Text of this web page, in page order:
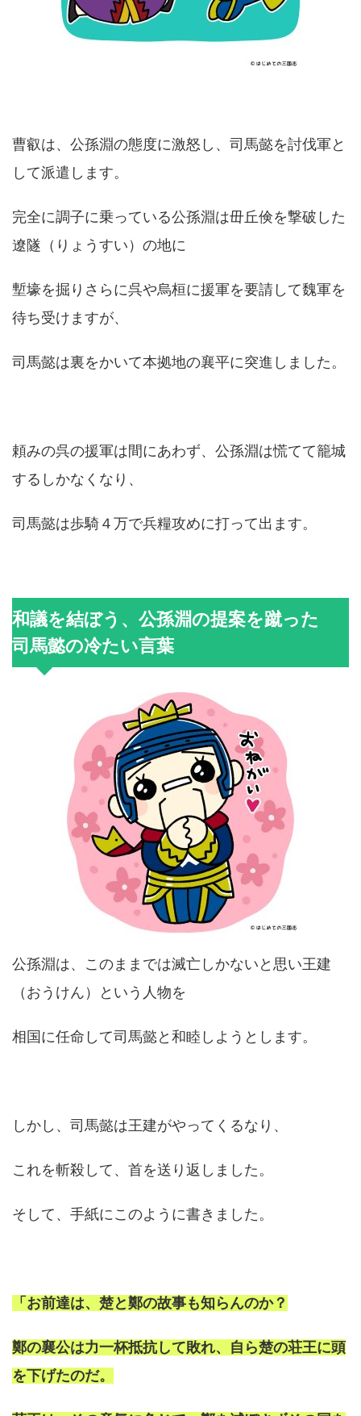
曹叡は、公孫淵の態度に激怒し、司馬懿を討伐軍と
して派遣します。
完全に調子に乗っている公孫淵は毌丘倹を撃破した
遼隧（りょうすい）の地に
塹壕を掘りさらに呉や烏桓に援軍を要請して魏軍を
待ち受けますが、
司馬懿は裏をかいて本拠地の襄平に突進しました。
頼みの呉の援軍は間にあわず、公孫淵は慌てて籠城
するしかなくなり、
司馬懿は歩騎４万で兵糧攻めに打って出ます。
和議を結ぼう、公孫淵の提案を蹴った
司馬懿の冷たい言葉
公孫淵は、このままでは滅亡しかないと思い王建
（おうけん）という人物を
相国に任命して司馬懿と和睦しようとします。
しかし、司馬懿は王建がやってくるなり、
これを斬殺して、首を送り返しました。
そして、手紙にこのように書きました。
「お前達は、楚と鄭の故事も知らんのか？
鄭の襄公は力一杯抵抗して敗れ、自ら楚の荘王に頭
を下げたのだ。